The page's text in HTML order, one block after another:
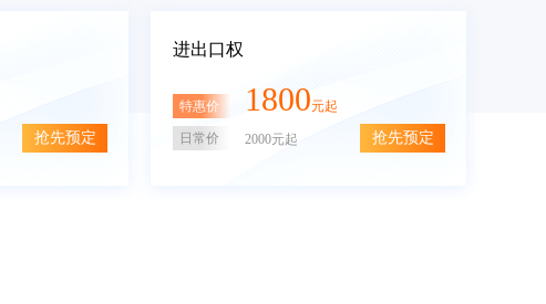
抢先预定
进出口权
特惠价 1800元起
日常价 2000元起 抢先预定